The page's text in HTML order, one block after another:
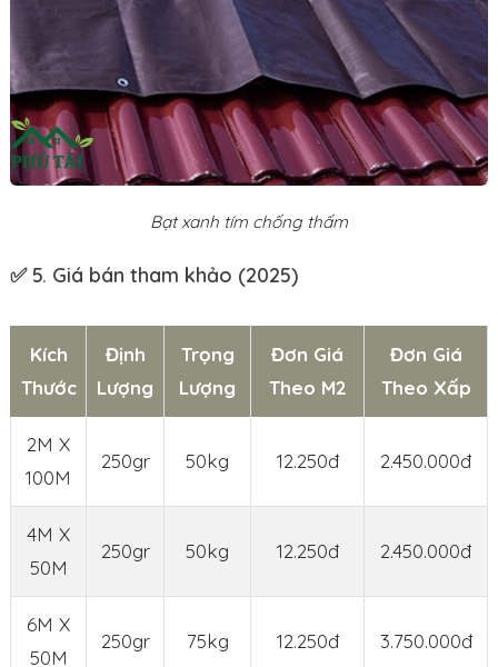
Bạt xanh tím chống thấm
✅ 5. Giá bán tham khảo (2025)
Kích
Thước
Định
Lượng
Trọng
Lượng
Đơn Giá
Theo M2
Đơn Giá
Theo Xấp
2M X
100M
250gr 50kg 12.250đ 2.450.000đ
4M X
50M
250gr 50kg 12.250đ 2.450.000đ
6M X
50M
250gr 75kg 12.250đ 3.750.000đ